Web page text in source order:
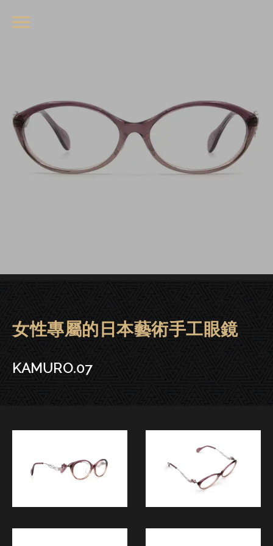
KAMURO眼鏡 | 大安－
女性專屬的日本藝術手工眼鏡
KAMURO.07